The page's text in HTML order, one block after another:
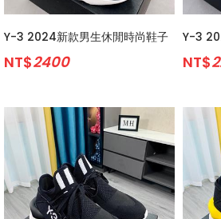
Y-3 2024新款男生休閒時尚鞋子
NT$2400
Y-3
NT$